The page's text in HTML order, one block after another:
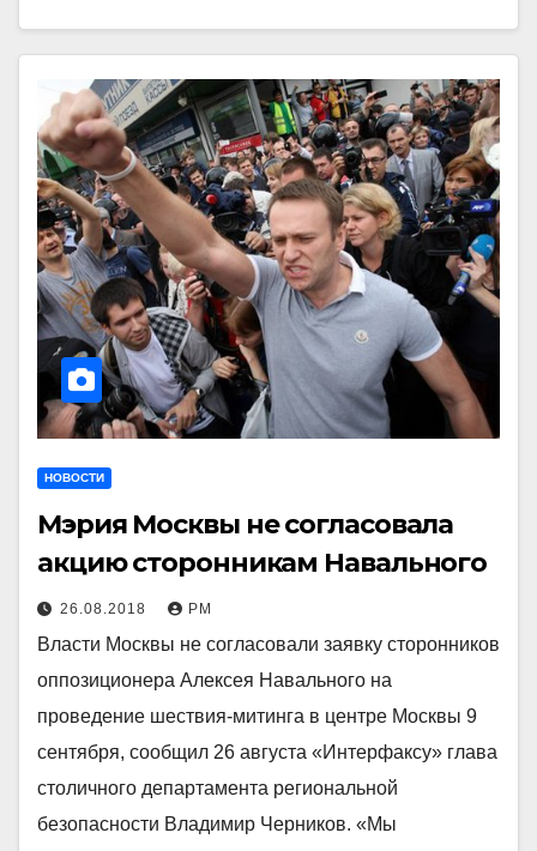
НОВОСТИ
Мэрия Москвы не согласовала
акцию сторонникам Навального
26.08.2018 РМ
Власти Москвы не согласовали заявку сторонников
оппозиционера Алексея Навального на
проведение шествия-митинга в центре Москвы 9
сентября, сообщил 26 августа «Интерфаксу» глава
столичного департамента региональной
безопасности Владимир Черников. «Мы